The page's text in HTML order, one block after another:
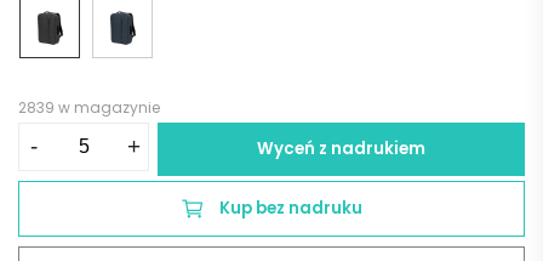
2839 w magazynie
- + Wyceń z nadrukiem
Kup bez nadruku